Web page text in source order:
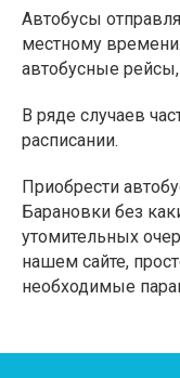
Автобусы
местному
автобусные
В ряде случаев
расписании.
Приобрести
Барановки без
утомительных
нашем сайте,
необходимые